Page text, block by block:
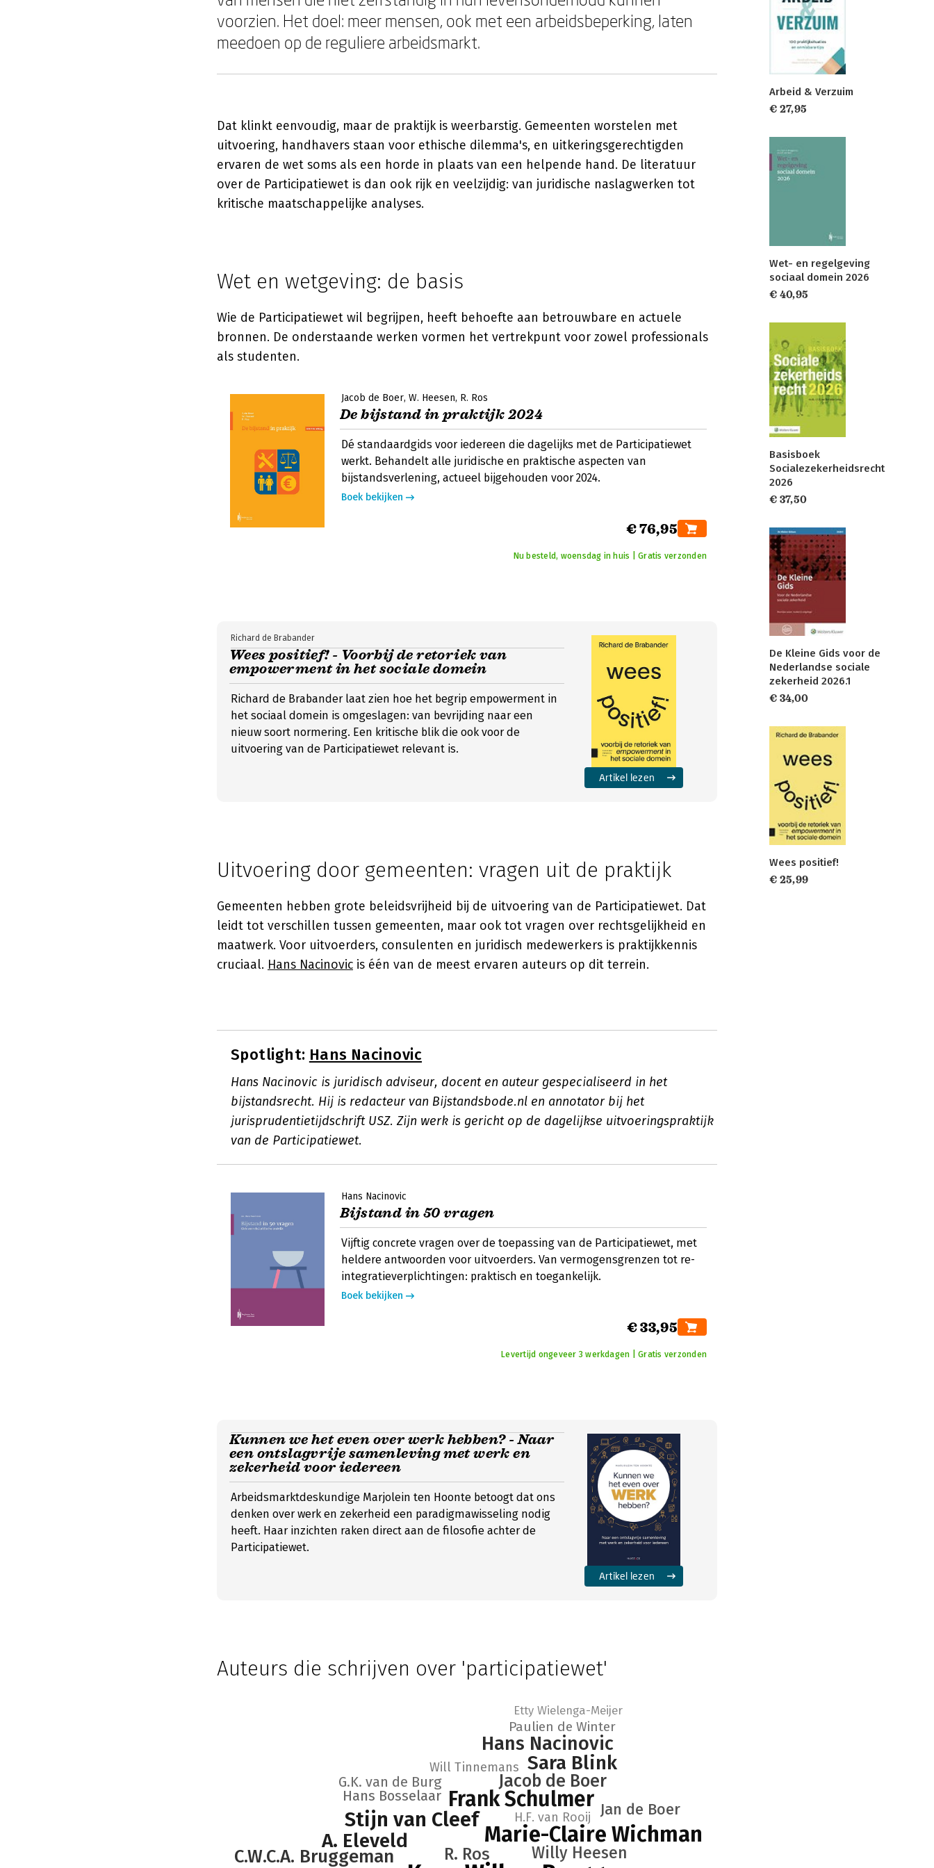
voorzien. Het doel: meer mensen, ook met een arbeidsbeperking, laten
meedoen op de reguliere arbeidsmarkt.
Dat klinkt eenvoudig, maar de praktijk is weerbarstig. Gemeenten worstelen met
uitvoering, handhavers staan voor ethische dilemma's, en uitkeringsgerechtigden
ervaren de wet soms als een horde in plaats van een helpende hand. De literatuur
over de Participatiewet is dan ook rijk en veelzijdig: van juridische naslagwerken tot
kritische maatschappelijke analyses.
Wet en wetgeving: de basis
Wie de Participatiewet wil begrijpen, heeft behoefte aan betrouwbare en actuele
bronnen. De onderstaande werken vormen het vertrekpunt voor zowel professionals
als studenten.
Jacob de Boer W. Heesen R. Ros
De bijstand in praktijk 2024
Dé standaardgids voor iedereen die dagelijks met de Participatiewet
werkt. Behandelt alle juridische en praktische aspecten van
bijstandsverlening, actueel bijgehouden voor 2024.
Boek bekijken
€ 76,95
Nu besteld, woensdag in huis | Gratis verzonden
Wees positief! - Voorbij de retoriek van
empowerment in het sociale domein
Richard de Brabander
Richard de Brabander laat zien hoe het begrip empowerment in
het sociaal domein is omgeslagen: van bevrijding naar een
nieuw soort normering. Een kritische blik die ook voor de
uitvoering van de Participatiewet relevant is.
Artikel lezen
Uitvoering door gemeenten: vragen uit de praktijk
Gemeenten hebben grote beleidsvrijheid bij de uitvoering van de Participatiewet. Dat
leidt tot verschillen tussen gemeenten, maar ook tot vragen over rechtsgelijkheid en
maatwerk. Voor uitvoerders, consulenten en juridisch medewerkers is praktijkkennis
cruciaal. Hans Nacinovic is één van de meest ervaren auteurs op dit terrein.
Spotlight: Hans Nacinovic
Hans Nacinovic is juridisch adviseur, docent en auteur gespecialiseerd in het
bijstandsrecht. Hij is redacteur van Bijstandsbode.nl en annotator bij het
jurisprudentietijdschrift USZ. Zijn werk is gericht op de dagelijkse uitvoeringspraktijk
van de Participatiewet.
Hans Nacinovic
Bijstand in 50 vragen
Vijftig concrete vragen over de toepassing van de Participatiewet, met
heldere antwoorden voor uitvoerders. Van vermogensgrenzen tot re-
integratieverplichtingen: praktisch en toegankelijk.
Boek bekijken
€ 33,95
Levertijd ongeveer 3 werkdagen | Gratis verzonden
Kunnen we het even over werk hebben? - Naar
een ontslagvrije samenleving met werk en
zekerheid voor iedereen
Arbeidsmarktdeskundige Marjolein ten Hoonte betoogt dat ons
denken over werk en zekerheid een paradigmawisseling nodig
heeft. Haar inzichten raken direct aan de filosofie achter de
Participatiewet.
Artikel lezen
Auteurs die schrijven over 'participatiewet'
Marie-Claire Wichman
Frank Schulmer
Stijn van Cleef
A. Eleveld
Sara Blink
Hans Nacinovic
C.W.C.A. Bruggeman
Jacob de Boer
R. Ros Willy Heesen
Jan de Boer
Hans Bosselaar
G.K. van de Burg
Paulien de Winter
Will Tinnemans
H.F. van Rooij
Etty Wielenga-Meijer
Arbeid & Verzuim
€ 27,95
Wet- en regelgeving
sociaal domein 2026
€ 40,95
Basisboek
Socialezekerheidsrecht
2026
€ 37,50
De Kleine Gids voor de
Nederlandse sociale
zekerheid 2026.1
€ 34,00
Wees positief!
€ 25,99